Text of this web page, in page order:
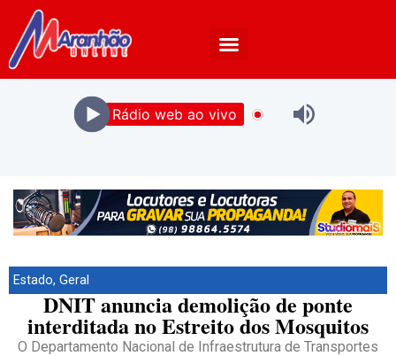
Rádio web ao vivo
Estado, Geral
DNIT anuncia demolição de ponte
interditada no Estreito dos Mosquitos
O Departamento Nacional de Infraestrutura de Transportes